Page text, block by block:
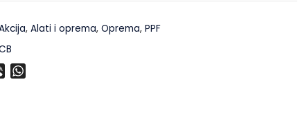
, Alati i oprema, Oprema, PPF